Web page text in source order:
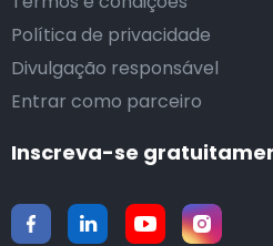
Política de privacidade
Divulgação responsável
Entrar como parceiro
Inscreva-se